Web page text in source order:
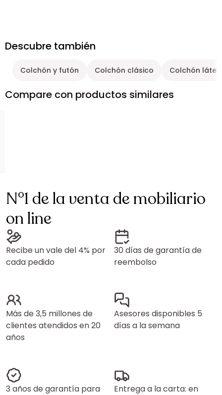
Descubre también
Colchón y futón Colchón clásico Colchón látex
Compare con productos similares
N°1 de la venta de mobiliario
on line
Recibe un vale del 4% por
cada pedido
30 días de garantía de
reembolso
Más de 3,5 millones de
clientes atendidos en 20
años
Asesores disponibles 5
días a la semana
3 años de garantía para
Entrega a la carta: en